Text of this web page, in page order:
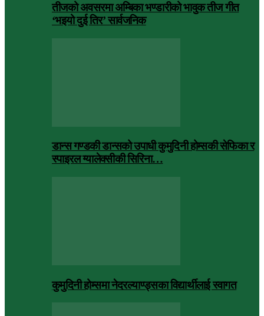
तीजको अवसरमा अम्बिका भण्डारीको भावुक तीज गीत
‘भइयो दुई तिर’ सार्वजनिक
डान्स गण्डकी डान्सको उपाधी कुमुदिनी होम्सकी सेफिका र
स्पाइरल ग्यालेक्सीकी सिरिना…
कुमुदिनी होम्समा नेदरल्याण्ड्सका विद्यार्थीलाई स्वागत